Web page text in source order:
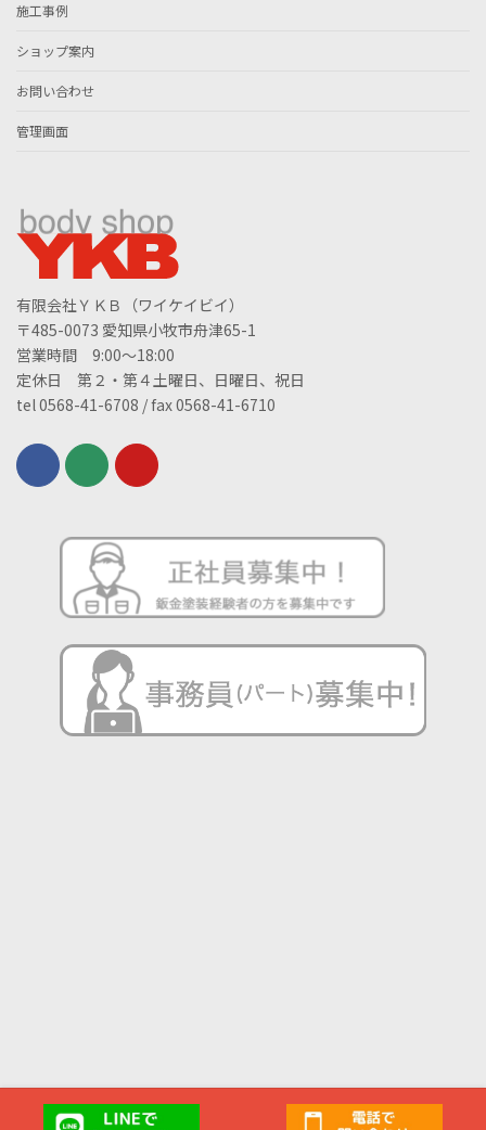
施工事例
ショップ案内
お問い合わせ
管理画面
有限会社ＹＫＢ（ワイケイビイ）
〒485-0073 愛知県小牧市舟津65-1
営業時間 9:00～18:00
定休日 第２・第４土曜日、日曜日、祝日
tel 0568-41-6708 / fax 0568-41-6710